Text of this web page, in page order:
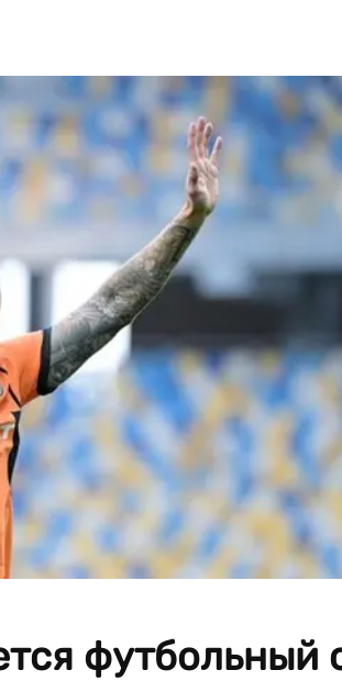
футбольный